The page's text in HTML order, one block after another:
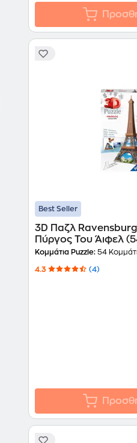
Best Seller
3D Παζλ
Πύργος Του Άιφελ
Κομμάτια Puzzle: 54
4.3 (4)